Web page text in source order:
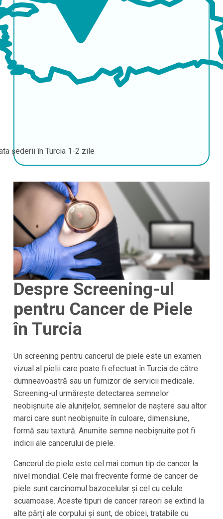
șederii în Turcia 1-2 zile
Despre Screening-ul
pentru Cancer de Piele
în Turcia
Un screening pentru cancerul de piele este un examen
vizual al pielii care poate fi efectuat în Turcia de către
dumneavoastră sau un furnizor de servicii medicale.
Screening-ul urmărește detectarea semnelor
neobișnuite ale alunițelor, semnelor de naștere sau altor
marci care sunt neobișnuite în culoare, dimensiune,
formă sau textură. Anumite semne neobișnuite pot fi
indicii ale cancerului de piele.
Cancerul de piele este cel mai comun tip de cancer la
nivel mondial. Cele mai frecvente forme de cancer de
piele sunt carcinomul bazocelular și cel cu celule
scuamoase. Aceste tipuri de cancer rareori se extind la
alte părți ale corpului și sunt, de obicei, tratabile cu